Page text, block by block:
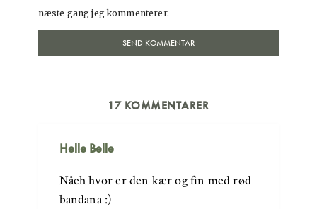
næste gang jeg kommenterer.
17 KOMMENTARER
Helle Belle
Nåeh hvor er den kær og fin med rød
bandana :)